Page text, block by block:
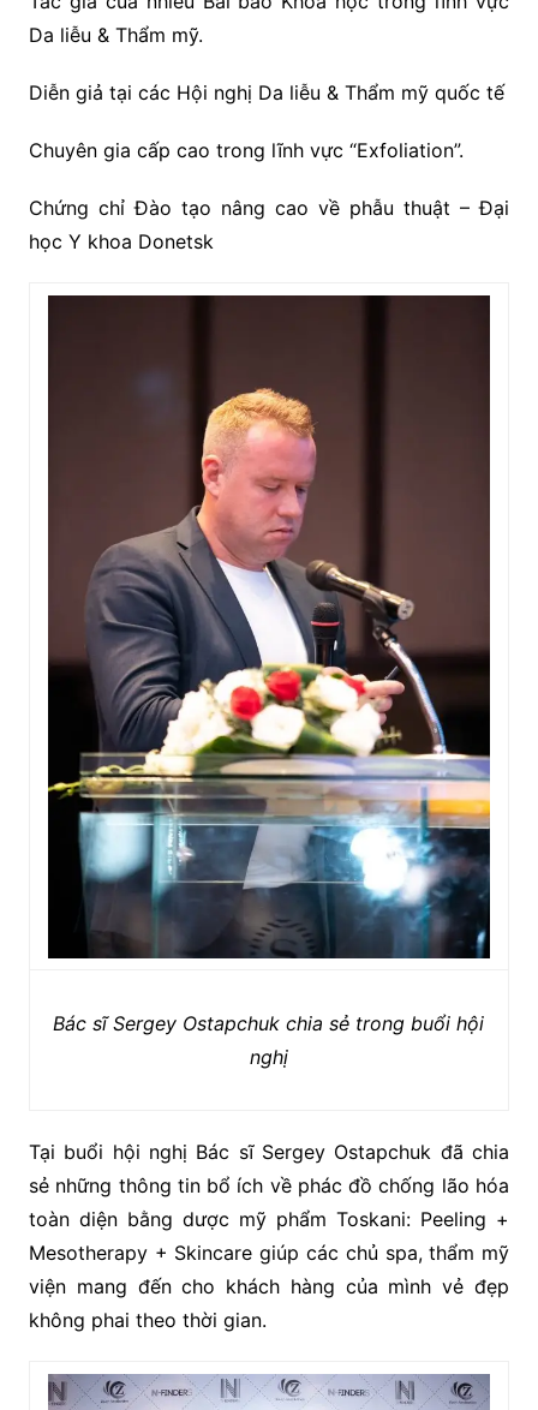
Da liễu & Thẩm mỹ.
Diễn giả tại các Hội nghị Da liễu & Thẩm mỹ quốc tế
Chuyên gia cấp cao trong lĩnh vực “Exfoliation”.
Chứng chỉ Đào tạo nâng cao về phẫu thuật – Đại
học Y khoa Donetsk
Bác sĩ Sergey Ostapchuk chia sẻ trong buổi hội
nghị
Tại buổi hội nghị Bác sĩ Sergey Ostapchuk đã chia
sẻ những thông tin bổ ích về phác đồ chống lão hóa
toàn diện bằng dược mỹ phẩm Toskani: Peeling +
Mesotherapy + Skincare giúp các chủ spa, thẩm mỹ
viện mang đến cho khách hàng của mình vẻ đẹp
không phai theo thời gian.